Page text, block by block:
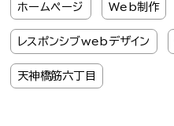
ホームページ Web制作
レスポンシブwebデザイン
天神橋筋六丁目